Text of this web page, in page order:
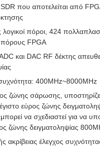
που αποτελείται από
λογικοί πόροι, 424
FPGA
και DAC RF δέκτης
400MHz~8000MHz
ζώνης σάρωσης,
εύρος ζώνης
να σχεδιαστεί για να
ζώνης δειγματοληψίας
ακρίβειας έλεγχος